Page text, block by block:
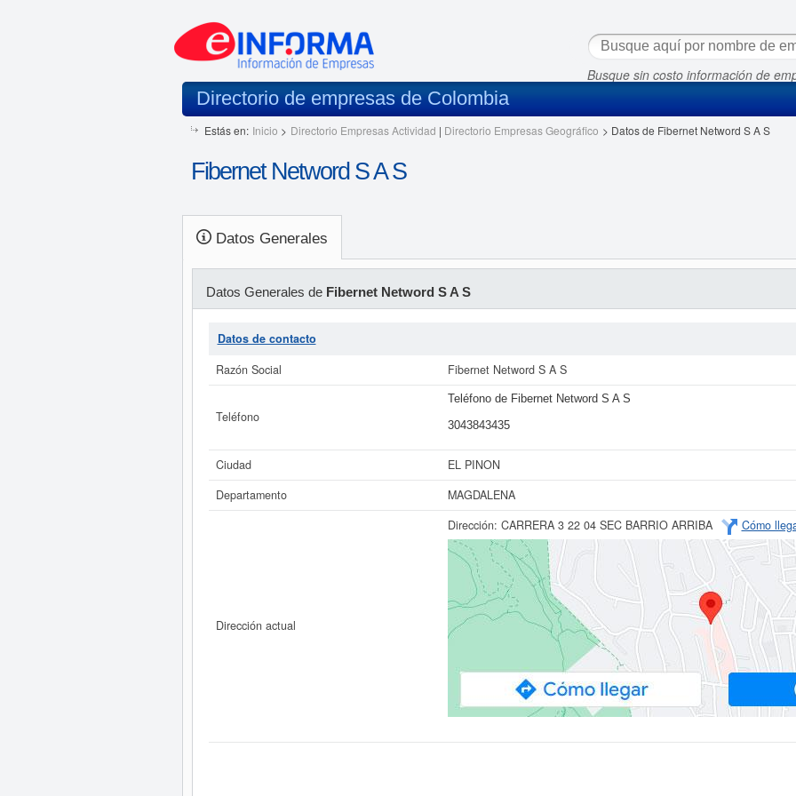
Busque sin costo información de
Directorio de empresas de Colombia
Estás en: Inicio > Directorio Empresas Actividad | Directorio Empresas Geográfico > Datos de Fibernet Netword S A S
Fibernet Netword S A S
Datos Generales
Datos Generales de Fibernet Netword S A S
Datos de contacto
Razón Social
Fibernet Netword S A S
Teléfono
Teléfono de Fibernet Netword S A S
3043843435
Ciudad
EL PINON
Departamento
MAGDALENA
Dirección actual
Dirección: CARRERA 3 22 04 SEC BARRIO ARRIBA Cómo